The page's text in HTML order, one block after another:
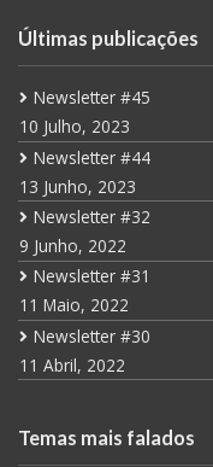
Últimas publicações
Newsletter #45
10 Julho, 2023
Newsletter #44
13 Junho, 2023
Newsletter #32
9 Junho, 2022
Newsletter #31
11 Maio, 2022
Newsletter #30
11 Abril, 2022
Temas mais falados